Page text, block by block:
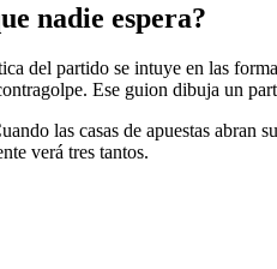
nadie espera?
del partido se intuye en las
Ese guion dibuja un
las casas de apuestas
verá tres tantos.